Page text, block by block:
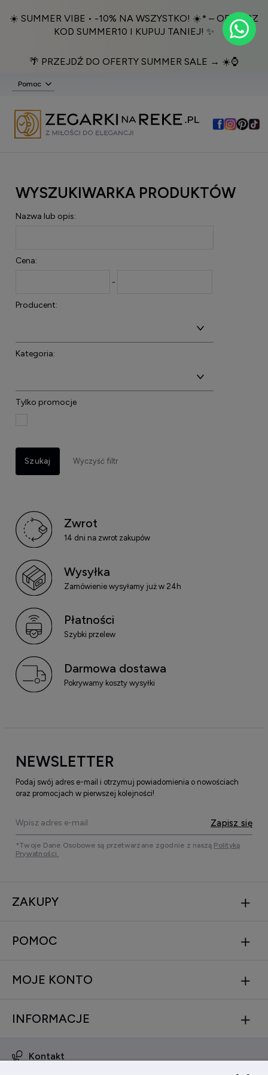
☀️ SUMMER VIBE • -10% NA WSZYSTKO! ☀️* – ODBIERZ
KOD SUMMER10 I KUPUJ TANIEJ! ✨
🌴 PRZEJDŹ DO OFERTY SUMMER SALE → ☀️⌚️
Pomoc
WYSZUKIWARKA PRODUKTÓW
Nazwa lub opis:
Cena:
-
Producent:
Kategoria:
Tylko promocje
Szukaj Wyczyść filtr
Zwrot
14 dni na zwrot zakupów
Wysyłka
Zamówienie wysyłamy już w 24h
Płatności
Szybki przelew
Darmowa dostawa
Pokrywamy koszty wysyłki
NEWSLETTER
Podaj swój adres e-mail i otrzymuj powiadomienia o nowościach
oraz promocjach w pierwszej kolejności!
Zapisz się
*Twoje Dane Osobowe są przetwarzane zgodnie z naszą Polityką
Prywatności.
ZAKUPY
POMOC
MOJE KONTO
INFORMACJE
Kontakt